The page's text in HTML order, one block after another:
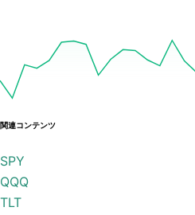
関連コンテンツ
SPY
QQQ
TLT